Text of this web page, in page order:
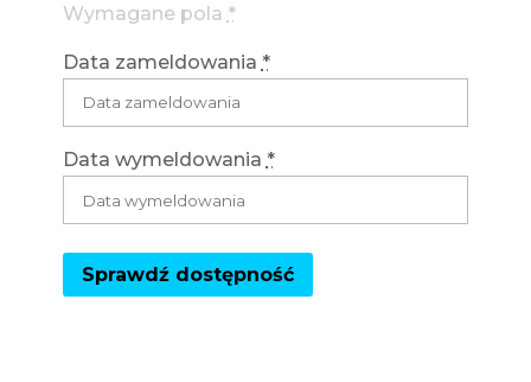
Wymagane pola *
Data zameldowania *
Data wymeldowania *